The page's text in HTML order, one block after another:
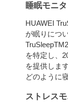
睡眠モニ
HUAWEI
が眠りにつ
を特定し、
を提供しま
どのように
ストレス